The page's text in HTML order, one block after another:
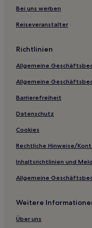
Bei uns werben
Reiseveranstalter
Richtlinien
Allgemeine
Allgemeine
Barrierefreiheit
Datenschutz
Cookies
Rechtliche Hinweise/
Inhaltsrichtlinien und
Allgemeine
Weitere
Über uns